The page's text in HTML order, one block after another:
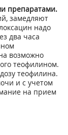
препаратами.
замедляют
надо
два часа
возможно
теофилином.
теофилина.
и с учетом
на прием